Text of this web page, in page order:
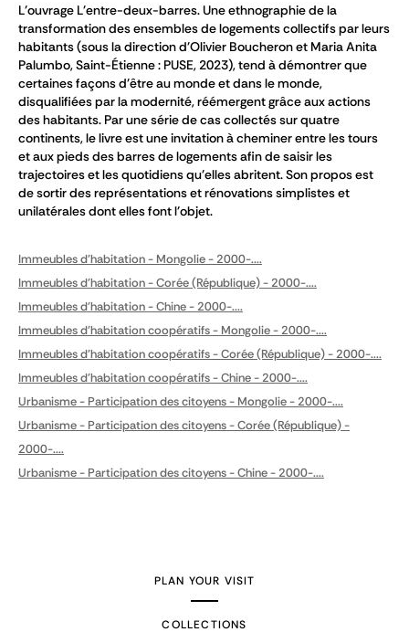
L'ouvrage L'entre-deux-barres. Une ethnographie de la
transformation des ensembles de logements collectifs par leurs
habitants (sous la direction d'Olivier Boucheron et Maria Anita
Palumbo, Saint-Étienne : PUSE, 2023), tend à démontrer que
certaines façons d'être au monde et dans le monde,
disqualifiées par la modernité, réémergent grâce aux actions
des habitants. Par une série de cas collectés sur quatre
continents, le livre est une invitation à cheminer entre les tours
et aux pieds des barres de logements afin de saisir les
trajectoires et les quotidiens qu'elles abritent. Son propos est
de sortir des représentations et rénovations simplistes et
unilatérales dont elles font l'objet.
Immeubles d'habitation - Mongolie - 2000-....
Immeubles d'habitation - Corée (République) - 2000-....
Immeubles d'habitation - Chine - 2000-....
Immeubles d'habitation coopératifs - Mongolie - 2000-....
Immeubles d'habitation coopératifs - Corée (République) - 2000-....
Immeubles d'habitation coopératifs - Chine - 2000-....
Urbanisme - Participation des citoyens - Mongolie - 2000-....
Urbanisme - Participation des citoyens - Corée (République) -
2000-....
Urbanisme - Participation des citoyens - Chine - 2000-....
PLAN YOUR VISIT
COLLECTIONS